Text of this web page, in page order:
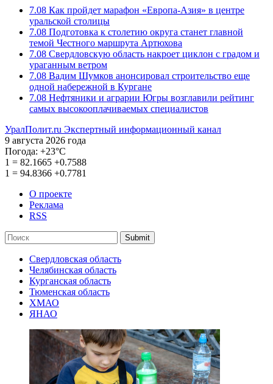
7.08 Как пройдет марафон «Европа-Азия» в центре
уральской столицы
7.08 Подготовка к столетию округа станет главной
темой Честного маршрута Артюхова
7.08 Свердловскую область накроет циклон с градом и
ураганным ветром
7.08 Вадим Шумков анонсировал строительство еще
одной набережной в Кургане
7.08 Нефтяники и аграрии Югры возглавили рейтинг
самых высокооплачиваемых специалистов
УралПолит.ru Экспертный информационный канал
9 августа 2026 года
Погода: +23°С
1 = 82.1665 +0.7588
1 = 94.8366 +0.7781
О проекте
Реклама
RSS
Submit
Свердловская область
Челябинская область
Курганская область
Тюменская область
ХМАО
ЯНАО